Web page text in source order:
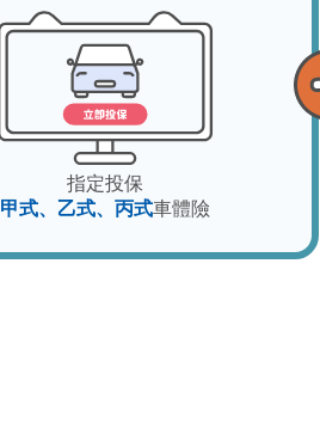
指定投保
甲式、乙式、丙式車體險